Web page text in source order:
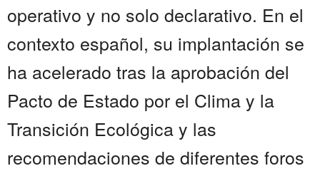
operativo y no solo declarativo. En el
contexto español, su implantación se
ha acelerado tras la aprobación del
Pacto de Estado por el Clima y la
Transición Ecológica y las
recomendaciones de diferentes foros